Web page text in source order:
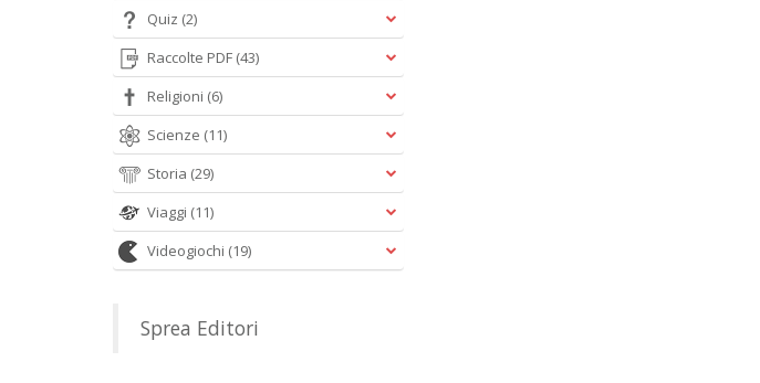
Quiz (2)
Raccolte PDF (43)
Religioni (6)
Scienze (11)
Storia (29)
Viaggi (11)
Videogiochi (19)
Sprea Editori